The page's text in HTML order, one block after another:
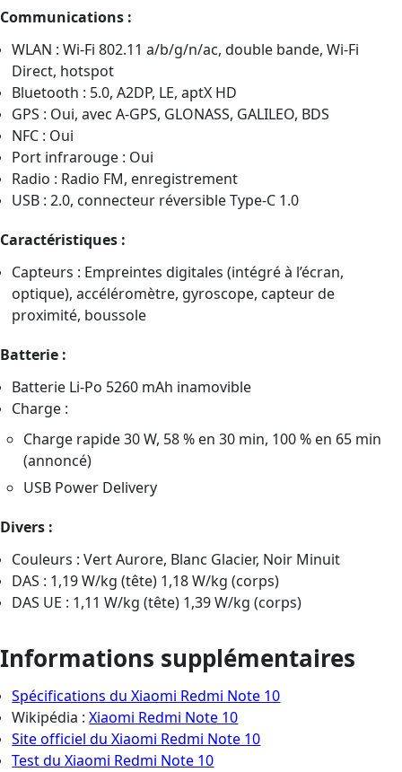
Communications :
WLAN : Wi-Fi 802.11 a/b/g/n/ac, double bande, Wi-Fi
Direct, hotspot
Bluetooth : 5.0, A2DP, LE, aptX HD
GPS : Oui, avec A-GPS, GLONASS, GALILEO, BDS
NFC : Oui
Port infrarouge : Oui
Radio : Radio FM, enregistrement
USB : 2.0, connecteur réversible Type-C 1.0
Caractéristiques :
Capteurs : Empreintes digitales (intégré à l’écran,
optique), accéléromètre, gyroscope, capteur de
proximité, boussole
Batterie :
Batterie Li-Po 5260 mAh inamovible
Charge :
Charge rapide 30 W, 58 % en 30 min, 100 % en 65 min
(annoncé)
USB Power Delivery
Divers :
Couleurs : Vert Aurore, Blanc Glacier, Noir Minuit
DAS : 1,19 W/kg (tête) 1,18 W/kg (corps)
DAS UE : 1,11 W/kg (tête) 1,39 W/kg (corps)
Informations supplémentaires
Spécifications du Xiaomi Redmi Note 10
Wikipédia :Xiaomi Redmi Note 10
Site officiel du Xiaomi Redmi Note 10
Test du Xiaomi Redmi Note 10